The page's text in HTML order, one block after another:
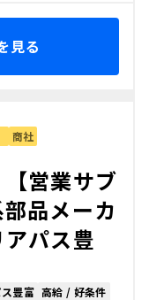
見る
商社
【営業サブ
品メーカ
パス豊
豊富 高給 / 好条件